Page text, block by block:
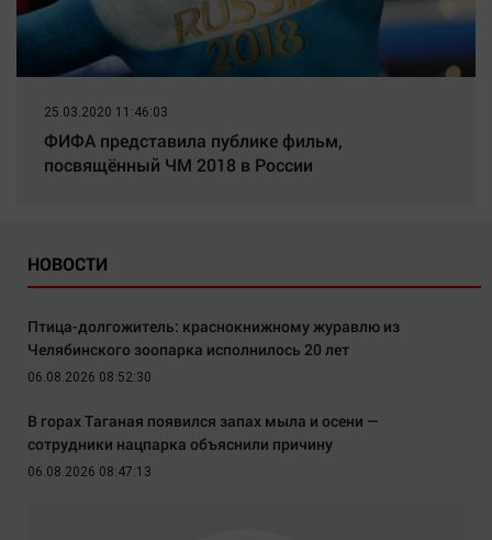
25.03.2020 11:46:03
ФИФА представила публике фильм,
посвящённый ЧМ 2018 в России
НОВОСТИ
Птица-долгожитель: краснокнижному журавлю из
Челябинского зоопарка исполнилось 20 лет
06.08.2026 08:52:30
В горах Таганая появился запах мыла и осени —
сотрудники нацпарка объяснили причину
06.08.2026 08:47:13